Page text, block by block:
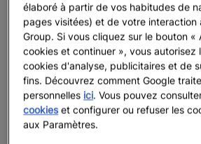
élaboré à partir de vos habitudes de
pages visitées) et de votre interaction
Group. Si vous cliquez sur le bouton «
cookies et continuer », vous autorisez
cookies d'analyse, publicitaires et de
fins. Découvrez comment Google
personnelles ici. Vous pouvez
cookies et configurer ou refuser les
aux Paramètres.